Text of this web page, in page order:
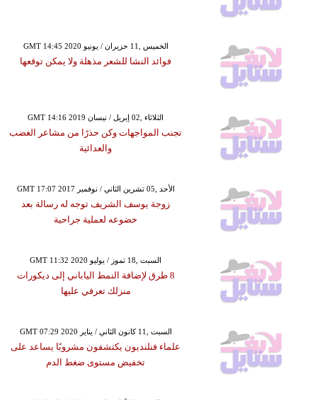
GMT 14:45 2020 الخميس ,11 حزيران / يونيو
فوائد النشا للشعر مذهلة ولا يمكن توقعها
GMT 14:16 2019 الثلاثاء ,02 إبريل / نيسان
تجنب المواجهات وكن حذرًا من مشاعر الغضب
والعدائية
GMT 17:07 2017 الأحد ,05 تشرين الثاني / نوفمبر
زوجة يوسف الشريف توجه له رسالة بعد
خضوعه لعملية جراحية
GMT 11:32 2020 السبت ,18 تموز / يوليو
8 طرق لإضافة النمط الياباني إلى ديكورات
منزلك تعرفي عليها
GMT 07:29 2020 السبت ,11 كانون الثاني / يناير
علماء فنلنديون يكتشفون مشروبًا يساعد على
تخفيض مستوى ضغط الدم